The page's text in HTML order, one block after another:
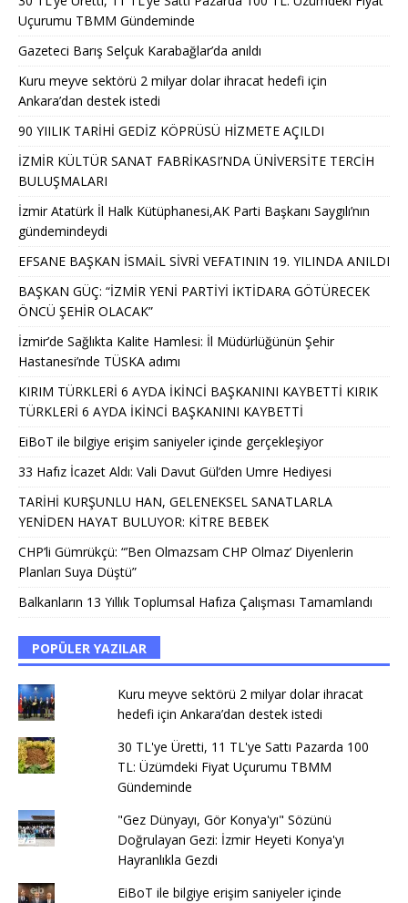
Uçurumu TBMM Gündeminde
Gazeteci Barış Selçuk Karabağlar’da anıldı
Kuru meyve sektörü 2 milyar dolar ihracat hedefi için
Ankara’dan destek istedi
90 YIILIK TARİHİ GEDİZ KÖPRÜSÜ HİZMETE AÇILDI
İZMİR KÜLTÜR SANAT FABRİKASI’NDA ÜNİVERSİTE TERCİH
BULUŞMALARI
İzmir Atatürk İl Halk Kütüphanesi,AK Parti Başkanı Saygılı’nın
gündemindeydi
EFSANE BAŞKAN İSMAİL SİVRİ VEFATININ 19. YILINDA ANILDI
BAŞKAN GÜÇ: “İZMİR YENİ PARTİYİ İKTİDARA GÖTÜRECEK
ÖNCÜ ŞEHİR OLACAK”
İzmir’de Sağlıkta Kalite Hamlesi: İl Müdürlüğünün Şehir
Hastanesi’nde TÜSKA adımı
KIRIM TÜRKLERİ 6 AYDA İKİNCİ BAŞKANINI KAYBETTİ KIRIK
TÜRKLERİ 6 AYDA İKİNCİ BAŞKANINI KAYBETTİ
EiBoT ile bilgiye erişim saniyeler içinde gerçekleşiyor
33 Hafız İcazet Aldı: Vali Davut Gül’den Umre Hediyesi
TARİHİ KURŞUNLU HAN, GELENEKSEL SANATLARLA
YENİDEN HAYAT BULUYOR: KİTRE BEBEK
CHP’li Gümrükçü: “’Ben Olmazsam CHP Olmaz’ Diyenlerin
Planları Suya Düştü”
Balkanların 13 Yıllık Toplumsal Hafıza Çalışması Tamamlandı
POPÜLER YAZILAR
Kuru meyve sektörü 2 milyar dolar ihracat
hedefi için Ankara’dan destek istedi
30 TL'ye Üretti, 11 TL'ye Sattı Pazarda 100
TL: Üzümdeki Fiyat Uçurumu TBMM
Gündeminde
"Gez Dünyayı, Gör Konya'yı" Sözünü
Doğrulayan Gezi: İzmir Heyeti Konya'yı
Hayranlıkla Gezdi
EiBoT ile bilgiye erişim saniyeler içinde